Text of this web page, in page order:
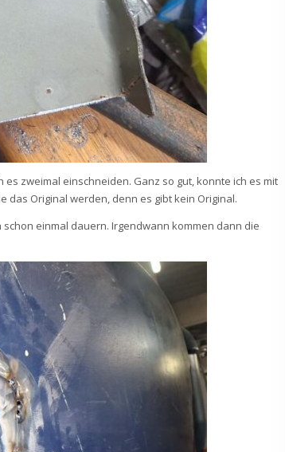
zweimal einschneiden. Ganz so gut, konnte ich es mit
das Original werden, denn es gibt kein Original.
einmal dauern. Irgendwann kommen dann die